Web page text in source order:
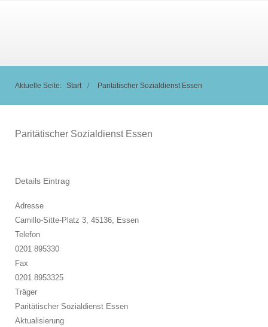
Aktuelle Seite: Start Paritätischer Sozialdienst Essen
Paritätischer Sozialdienst Essen
Details Eintrag
Adresse
Camillo-Sitte-Platz 3, 45136, Essen
Telefon
0201 895330
Fax
0201 8953325
Träger
Paritätischer Sozialdienst Essen
Aktualisierung